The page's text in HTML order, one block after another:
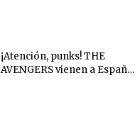
¡Atención, punks! THE
AVENGERS vienen a Españ…